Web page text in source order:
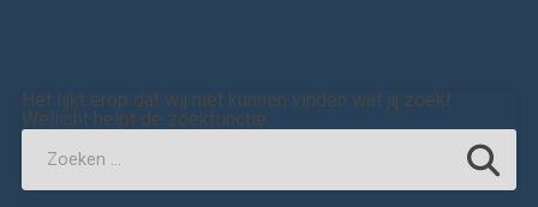
Het lijkt erop dat wij niet kunnen vinden wat jij zoekt.
Wellicht helpt de zoekfunctie.